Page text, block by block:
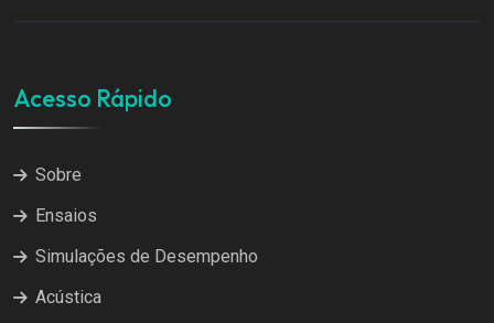
Acesso Rápido
Sobre
Ensaios
Simulações de Desempenho
Acústica